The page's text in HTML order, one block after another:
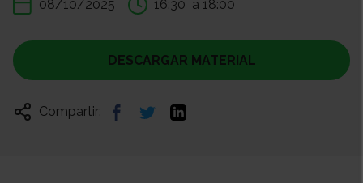
08/10/2025 16:30 a 18:00
DESCARGAR MATERIAL
Compartir: